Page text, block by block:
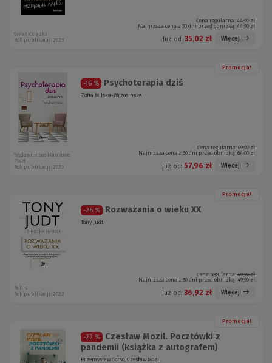
Cena regularna: 44,90 zł
Najniższa cena z 30 dni przed obniżką: 44,90 zł
Już od: 35,02 zł Więcej
Świat Książki
Rok publikacji: 2023
Promocja!
-16 % Psychoterapia dziś
Zofia Milska-Wrzosińska
Cena regularna: 69,00 zł
Najniższa cena z 30 dni przed obniżką: 64,00 zł
Już od: 57,96 zł Więcej
Wydawnictwo Naukowe
PWN
Rok publikacji: 2022
Promocja!
-26 % Rozważania o wieku XX
Tony Judt
Cena regularna: 49,90 zł
Najniższa cena z 30 dni przed obniżką: 49,90 zł
Już od: 36,92 zł Więcej
Rebis
Rok publikacji: 2022
Promocja!
-22 %
Czesław Mozil. Pocztówki z
pandemii (książka z autografem)
Przemysław Corso, Czesław Mozil